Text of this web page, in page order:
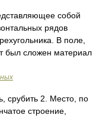
собой
рядов
В поле,
был сложен материал
срубить 2. Место, по
строение,